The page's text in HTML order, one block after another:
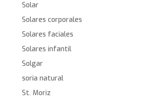
Solar
Solares corporales
Solares faciales
Solares infantil
Solgar
soria natural
St. Moriz